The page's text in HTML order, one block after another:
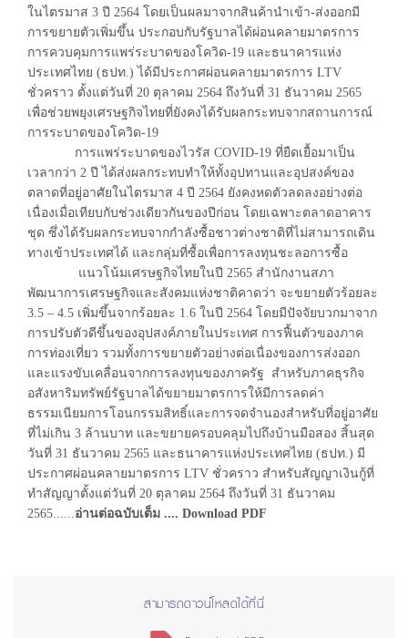
ในไตรมาส 3 ปี 2564 โดยเป็นผลมาจากสินค้านำเข้า-ส่งออกมี
การขยายตัวเพิ่มขึ้น ประกอบกับรัฐบาลได้ผ่อนคลายมาตรการ
การควบคุมการแพร่ระบาดของโควิด-19 และธนาคารแห่ง
ประเทศไทย (ธปท.) ได้มีประกาศผ่อนคลายมาตรการ LTV
ชั่วคราว ตั้งแต่วันที่ 20 ตุลาคม 2564 ถึงวันที่ 31 ธันวาคม 2565
เพื่อช่วยพยุงเศรษฐกิจไทยที่ยังคงได้รับผลกระทบจากสถานการณ์
การระบาดของโควิด-19
การแพร่ระบาดของไวรัส COVID-19 ที่ยืดเยื้อมาเป็น
เวลากว่า 2 ปี ได้ส่งผลกระทบทำให้ทั้งอุปทานและอุปสงค์ของ
ตลาดที่อยู่อาศัยในไตรมาส 4 ปี 2564 ยังคงหดตัวลดลงอย่างต่อ
เนื่องเมื่อเทียบกับช่วงเดียวกันของปีก่อน โดยเฉพาะตลาดอาคาร
ชุด ซึ่งได้รับผลกระทบจากกำลังซื้อชาวต่างชาติที่ไม่สามารถเดิน
ทางเข้าประเทศได้ และกลุ่มที่ซื้อเพื่อการลงทุนชะลอการซื้อ
แนวโน้มเศรษฐกิจไทยในปี 2565 สำนักงานสภา
พัฒนาการเศรษฐกิจและสังคมแห่งชาติคาดว่า จะขยายตัวร้อยละ
3.5 – 4.5 เพิ่มขึ้นจากร้อยละ 1.6 ในปี 2564 โดยมีปัจจัยบวกมาจาก
การปรับตัวดีขึ้นของอุปสงค์ภายในประเทศ การฟื้นตัวของภาค
การท่องเที่ยว รวมทั้งการขยายตัวอย่างต่อเนื่องของการส่งออก
และแรงขับเคลื่อนจากการลงทุนของภาครัฐ สำหรับภาคธุรกิจ
อสังหาริมทรัพย์รัฐบาลได้ขยายมาตรการให้มีการลดค่า
ธรรมเนียมการโอนกรรมสิทธิ์และการจดจำนองสำหรับที่อยู่อาศัย
ที่ไม่เกิน 3 ล้านบาท และขยายครอบคลุมไปถึงบ้านมือสอง สิ้นสุด
วันที่ 31 ธันวาคม 2565 และธนาคารแห่งประเทศไทย (ธปท.) มี
ประกาศผ่อนคลายมาตรการ LTV ชั่วคราว สำหรับสัญญาเงินกู้ที่
ทำสัญญาตั้งแต่วันที่ 20 ตุลาคม 2564 ถึงวันที่ 31 ธันวาคม
2565......อ่านต่อฉบับเต็ม .... Download PDF
สามารถดาวน์โหลดได้ที่นี่